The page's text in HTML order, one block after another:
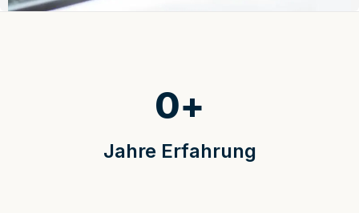
Jahre Erfahrung
0+